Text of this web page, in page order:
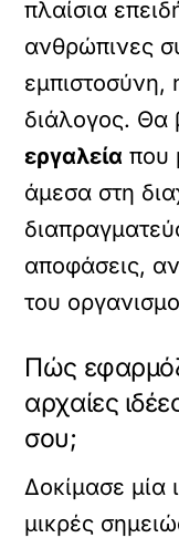
πλαίσια
ανθρώπινες
εμπιστοσύνη,
διάλογος. Θα
εργαλεία που
άμεσα στη
αποφάσεις,
του
Πώς
αρχαίες
σου;
Δοκίμασε μία
μικρές